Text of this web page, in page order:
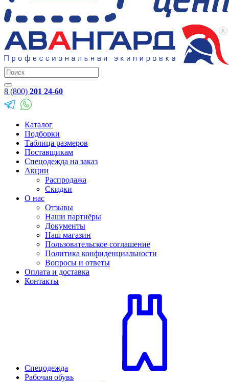
8 (800) 201 24-60
Каталог
Подборки
Таблица размеров
Поставщикам
Спецодежда на заказ
Акции
Распродажа
Скидки
О нас
Отзывы
Наши партнёры
Документы
Наш магазин
Пользовательское соглашение
Политика конфиденциальности
Вопросы и ответы
Оплата и доставка
Контакты
Спецодежда
Рабочая обувь